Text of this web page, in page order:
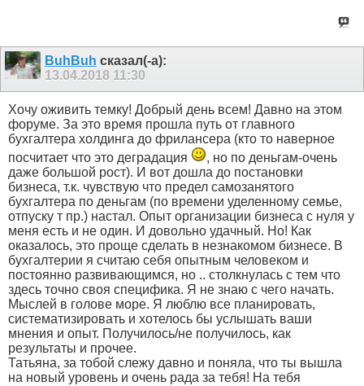
BuhBuh сказал(-а):
13.04.2018 11:30
Хочу оживить темку! Добрый день всем! Давно на этом
форуме. За это время прошла путь от главного
бухгалтера холдинга до фрилансера (кто то наверное
посчитает что это деградация
, но по деньгам-очень
даже большой рост). И вот дошла до постановки
бизнеса, т.к. чувствую что предел самозанятого
бухгалтера по деньгам (по времени уделенному семье,
отпуску т пр.) настал. Опыт организации бизнеса с нуля у
меня есть и не один. И довольно удачный. Но! Как
оказалось, это проще сделать в незнакомом бизнесе. В
бухгалтерии я считаю себя опытным человеком и
постоянно развивающимся, но .. столкнулась с тем что
здесь точно своя специфика. Я не знаю с чего начать.
Мыслей в голове море. Я люблю все планировать,
систематизировать и хотелось бы услышать ваши
мнения и опыт. Получилось/не получилось, как
результаты и прочее.
Татьяна, за тобой слежу давно и поняла, что ты вышла
на новый уровень и очень рада за тебя! На тебя